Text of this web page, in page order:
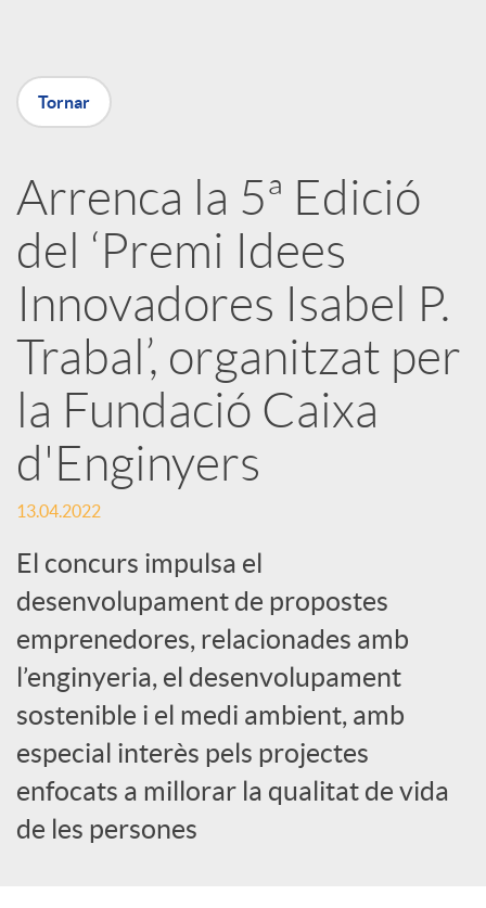
a
a
r
x
e
s
S
o
c
i
a
Tornar
Arrenca la 5ª Edició
del ‘Premi Idees
Innovadores Isabel P.
Trabal’, organitzat per
la Fundació Caixa
d'Enginyers
13.04.2022
El concurs impulsa el
desenvolupament de propostes
emprenedores, relacionades amb
l’enginyeria, el desenvolupament
sostenible i el medi ambient, amb
especial interès pels projectes
enfocats a millorar la qualitat de vida
de les persones